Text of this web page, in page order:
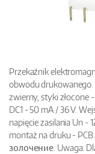
Przekaźnik
obwodu drukowanego.
zwierny, styki złocone
DC1 - 50 mA / 36 V.
napięcie zasilania Un -
montaż na druku -
золочение. Uwaga: